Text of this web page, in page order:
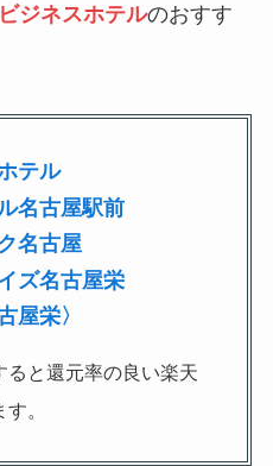
ジネスホテルのおすす
テル
名古屋駅前
名古屋
ズ名古屋栄
屋栄〉
と還元率の良い楽天
。